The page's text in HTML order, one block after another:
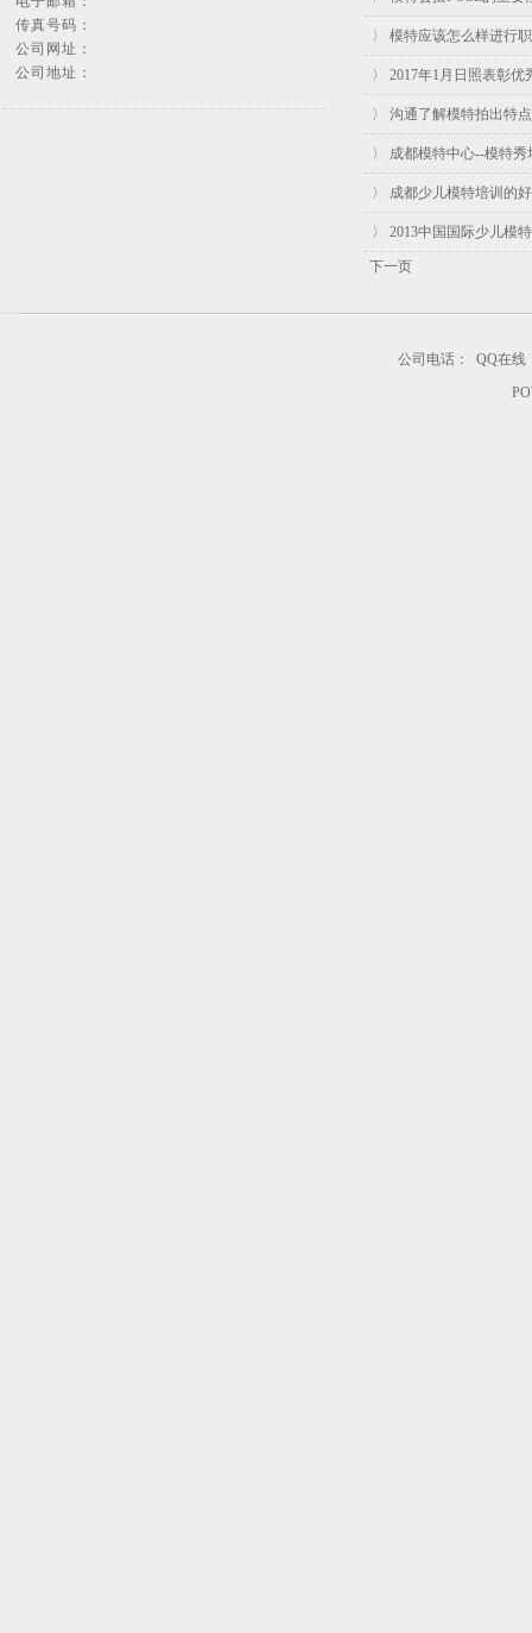
传真号码：
公司网址：
公司地址：
〉 模特应该怎么样进行
〉 2017年1月日照表彰
〉 沟通了解模特拍出特
〉 成都模特中心--模特秀
〉 成都少儿模特培训的
〉 2013中国国际少儿模
下一页
公司电话：
QQ在线